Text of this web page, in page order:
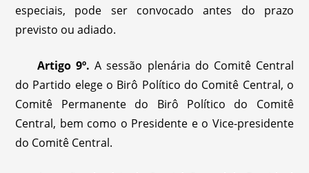
especiais, pode ser convocado antes do prazo
previsto ou adiado.
Artigo 9º. A sessão plenária do Comitê Central
do Partido elege o Birô Político do Comitê Central, o
Comitê Permanente do Birô Político do Comitê
Central, bem como o Presidente e o Vice-presidente
do Comitê Central.